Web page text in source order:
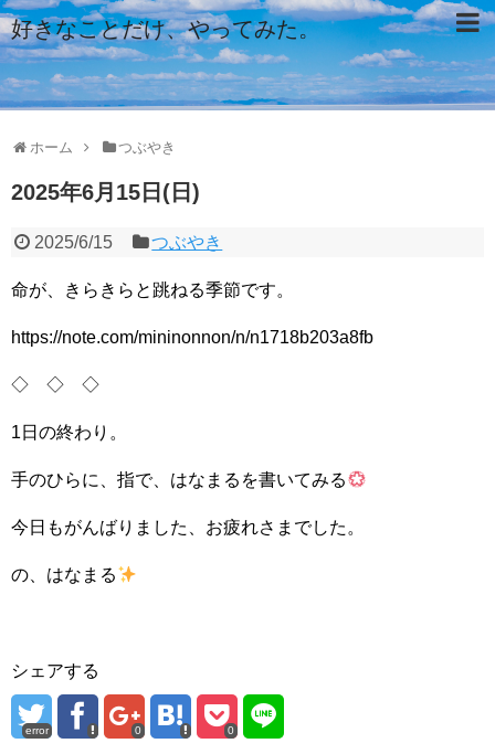
好きなことだけ、やってみた。
ホーム つぶやき
2025年6月15日(日)
2025/6/15 つぶやき
命が、きらきらと跳ねる季節です。
https://note.com/mininonnon/n/n1718b203a8fb
◇ ◇ ◇
1日の終わり。
手のひらに、指で、はなまるを書いてみる
今日もがんばりました、お疲れさまでした。
の、はなまる
シェアする
error 0 0